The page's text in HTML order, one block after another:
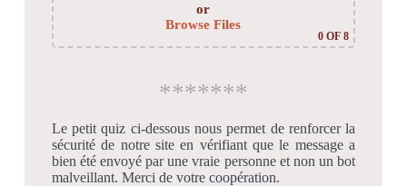
or
Browse Files
0 OF 8
*******
Le petit quiz ci-dessous nous permet de renforcer la
sécurité de notre site en vérifiant que le message a
bien été envoyé par une vraie personne et non un bot
malveillant. Merci de votre coopération.